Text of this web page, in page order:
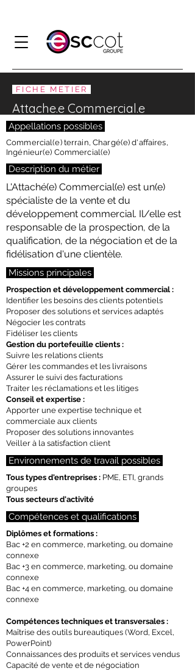
FICHE METIER
Attache.e Commercial.e
Appellations possibles
Commercial(e) terrain, Chargé(e) d'affaires,
Ingénieur(e) Commercial(e)
Description du métier
L'Attaché(e) Commercial(e) est un(e)
spécialiste de la vente et du
développement commercial. Il/elle est
responsable de la prospection, de la
qualification, de la négociation et de la
fidélisation d'une clientèle.
Missions principales
Prospection et développement commercial :
Identifier les besoins des clients potentiels
Proposer des solutions et services adaptés
Négocier les contrats
Fidéliser les clients
Gestion du portefeuille clients :
Suivre les relations clients
Gérer les commandes et les livraisons
Assurer le suivi des facturations
Traiter les réclamations et les litiges
Conseil et expertise :
Apporter une expertise technique et
commerciale aux clients
Proposer des solutions innovantes
Veiller à la satisfaction client
Environnements de travail possibles
Tous types d'entreprises : PME, ETI, grands
groupes
Tous secteurs d'activité
Compétences et qualifications
Diplômes et formations :
Bac +2 en commerce, marketing, ou domaine
connexe
Bac +3 en commerce, marketing, ou domaine
connexe
Bac +4 en commerce, marketing, ou domaine
connexe
Compétences techniques et transversales :
Maîtrise des outils bureautiques (Word, Excel,
PowerPoint)
Connaissances des produits et services vendus
Capacité de vente et de négociation